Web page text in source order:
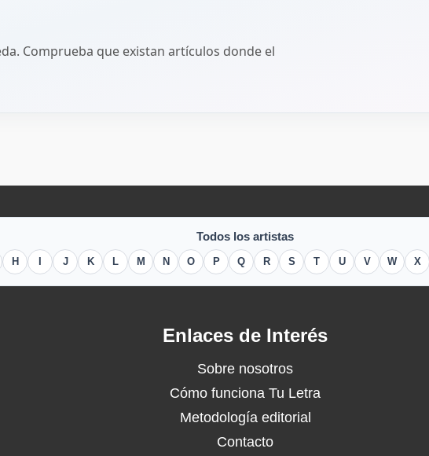
Comprueba que existan artículos donde el
Todos los artistas
H J K L M N O P Q R S T U V W X
Enlaces de Interés
Sobre nosotros
Cómo funciona Tu Letra
Metodología editorial
Contacto